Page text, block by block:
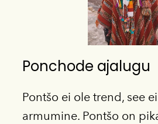
Ponchode ajalugu
Pontšo ei ole trend, see
armumine. Pontšo on